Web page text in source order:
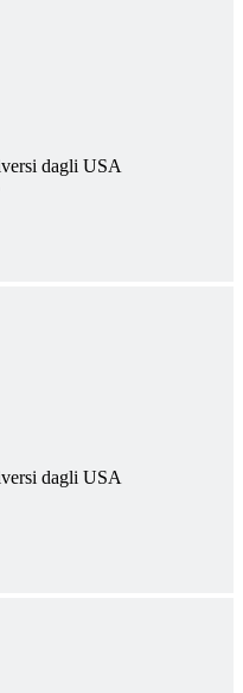
dagli USA
dagli USA